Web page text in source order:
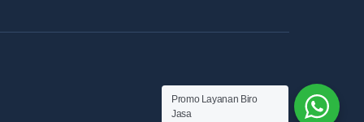
Promo Layanan Biro
Jasa